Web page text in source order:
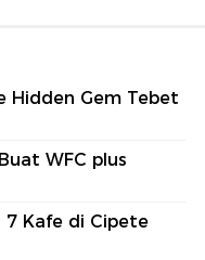
Hidden Gem Tebet
WFC plus
7 Kafe di Cipete